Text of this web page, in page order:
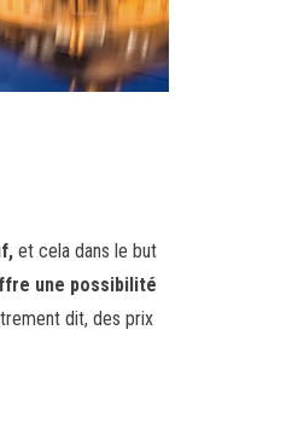
et cela dans le but
une possibilité
dit, des prix